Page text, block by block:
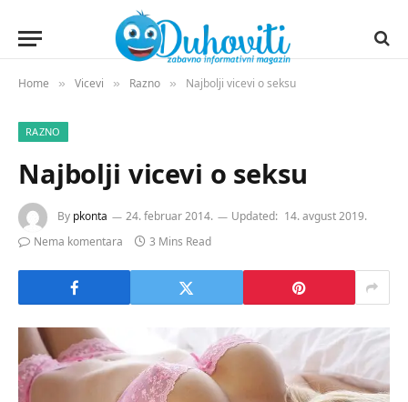
Home » Vicevi » Razno » Najbolji vicevi o seksu
RAZNO
Najbolji vicevi o seksu
By pkonta 24. februar 2014. Updated: 14. avgust 2019.
Nema komentara
3 Mins Read